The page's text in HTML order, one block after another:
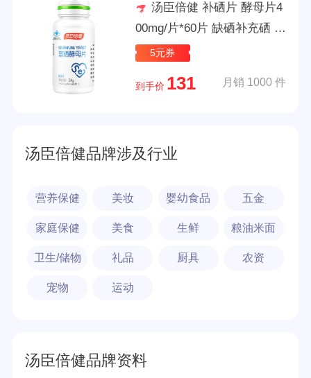
汤臣倍健 补硒片 酵母片4
00mg/片*60片 缺硒补充硒 非
麦芽硒 中老年成人男女硒元
5元券
到手价 131 月销 1000 件
汤臣倍健品牌涉及行业
营养保健 美妆 婴幼食品 五金
家庭保健 美食 生鲜 粮油米面
卫生/储物 礼品 厨具 农资
宠物 运动
汤臣倍健品牌资料